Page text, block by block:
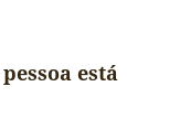
está